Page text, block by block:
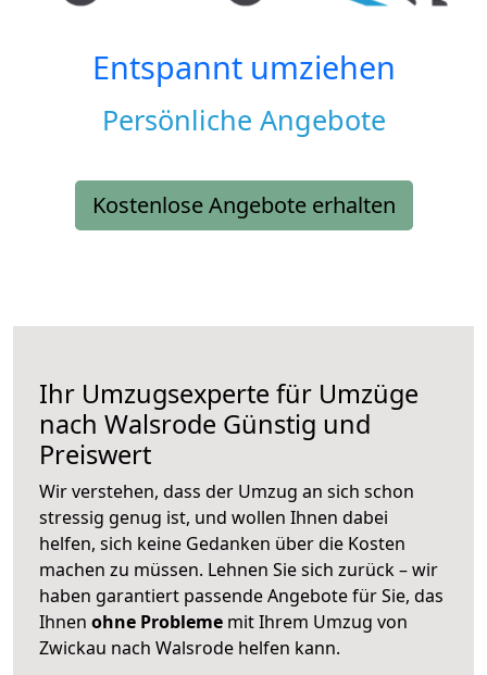
Entspannt umziehen
Persönliche Angebote
Kostenlose Angebote erhalten
Ihr Umzugsexperte für Umzüge
nach Walsrode Günstig und
Preiswert
Wir verstehen, dass der Umzug an sich schon
stressig genug ist, und wollen Ihnen dabei
helfen, sich keine Gedanken über die Kosten
machen zu müssen. Lehnen Sie sich zurück – wir
haben garantiert passende Angebote für Sie, das
Ihnen ohne Probleme mit Ihrem Umzug von
Zwickau nach Walsrode helfen kann.